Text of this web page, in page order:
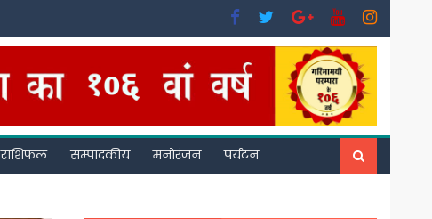
राशिफल सम्पादकीय मनोरंजन पर्यटन